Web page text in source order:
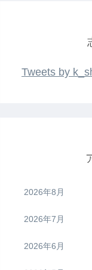
Tweets by
2026年8月
2026年7月
2026年6月